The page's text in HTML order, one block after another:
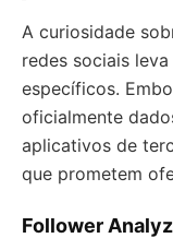
A curiosidade
redes sociais
específicos.
oficialmente
aplicativos de
que prometem
Follower